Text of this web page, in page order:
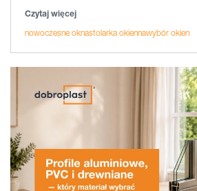
Czytaj więcej
nowoczesne oknastolarka okiennawybór okien